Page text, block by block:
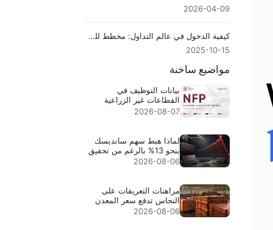
2026-04-09
كيفية الدخول في عالم التداول: مخطط للمبتدئين خطوة بخطوة
2025-10-15
مواضيع ساخنة
بيانات التوظيف في
القطاعات غير الزراعية
2026-08-07
لماذا هبط سهم سانديسك
بنحو 13% بالرغم من تحقيق
إيرادات قياسية بقيمة
2026-08-06
مراهنات التعريفات على
النحاس تدفع سعر المعدن
إلى مستوى قياسي $6.703
2026-08-06